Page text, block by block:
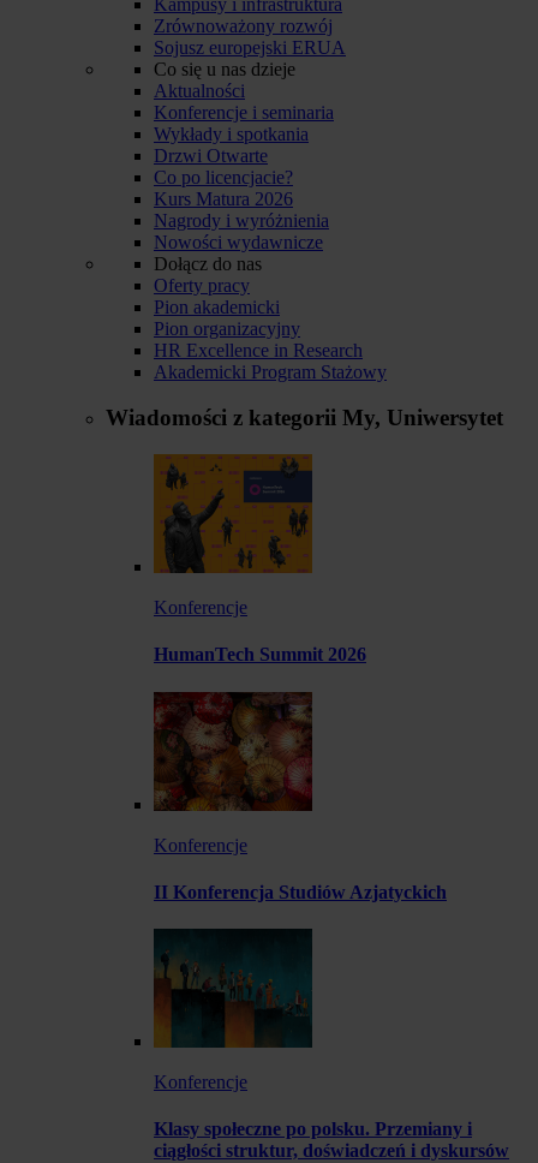
Zrównoważony rozwój
Sojusz europejski ERUA
Co się u nas dzieje
Aktualności
Konferencje i seminaria
Wykłady i spotkania
Drzwi Otwarte
Co po licencjacie?
Kurs Matura 2026
Nagrody i wyróżnienia
Nowości wydawnicze
Dołącz do nas
Oferty pracy
Pion akademicki
Pion organizacyjny
HR Excellence in Research
Akademicki Program Stażowy
Wiadomości z kategorii My, Uniwersytet
Konferencje
HumanTech Summit 2026
Konferencje
II Konferencja Studiów Azjatyckich
Konferencje
Klasy społeczne po polsku. Przemiany i
ciągłości struktur, doświadczeń i dyskursów